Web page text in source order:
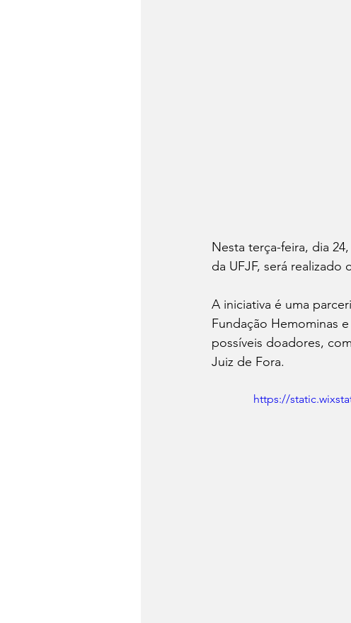
Nesta terça-feira, dia
da UFJF, será
A iniciativa é uma
Fundação Hemominas
possíveis doadores,
Juiz de Fora.
https://